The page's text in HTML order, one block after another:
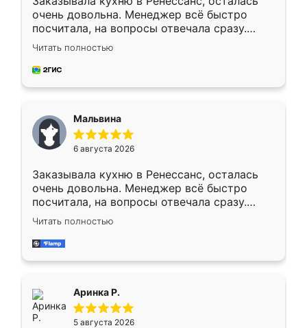
очень довольна. Менеджер всё быстро
посчитала, на вопросы отвечала сразу.
Замерщик приехал в субботу, подошёл к
делу со всей ответственностью. Собрали
за день, ребята работали аккуратно, даже
Читать полностью
Мальвина
6 августа 2026
Заказывала кухню в Ренессанс, осталась
очень довольна. Менеджер всё быстро
посчитала, на вопросы отвечала сразу.
Замерщик приехал в субботу, подошёл к
делу со всей ответственностью. Собрали
за день, ребята работали аккуратно, даже
Читать полностью
Аринка Р.
5 августа 2026